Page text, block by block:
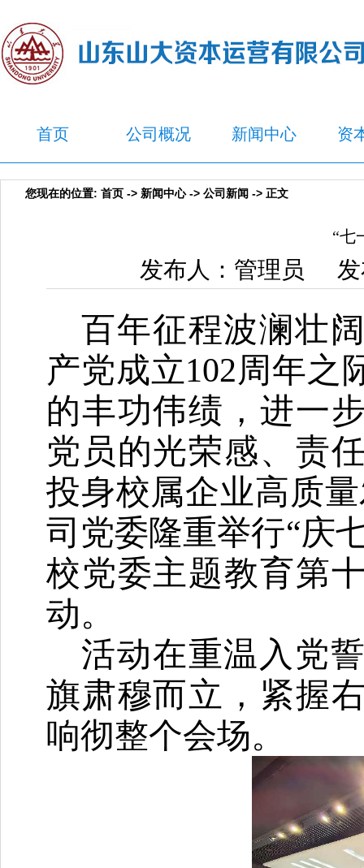
首页 公司概况 新闻中心 资
您现在的位置: 首页 -> 新闻中心-> 公司新闻 -> 正文
“七
发布人：管理员
百年征程波澜壮
产党成立102周年之
的丰功伟绩，进一
党员的光荣感、责
投身校属企业高质
司党委隆重举行“庆
校党委主题教育第
动。
活动在重温入党
旗肃穆而立，紧握
响彻整个会场。